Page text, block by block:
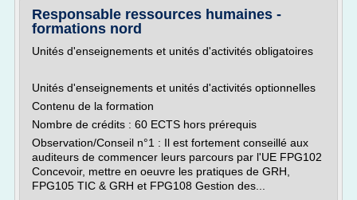
Responsable ressources humaines -
formations nord
Unités d'enseignements et unités d'activités obligatoires
Unités d'enseignements et unités d'activités optionnelles
Contenu de la formation
Nombre de crédits : 60 ECTS hors prérequis
Observation/Conseil n°1 : Il est fortement conseillé aux
auditeurs de commencer leurs parcours par l'UE FPG102
Concevoir, mettre en oeuvre les pratiques de GRH,
FPG105 TIC & GRH et FPG108 Gestion des...